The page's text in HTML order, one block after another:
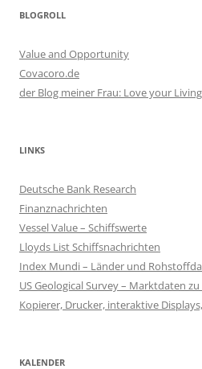
BLOGROLL
Value and Opportunity
Covacoro.de
der Blog meiner Frau: Love your Living
LINKS
Deutsche Bank Research
Finanznachrichten
Vessel Value – Schiffswerte
Lloyds List Schiffsnachrichten
Index Mundi – Länder und
US Geological Survey – Marktdaten
Kopierer, Drucker, interaktive
KALENDER